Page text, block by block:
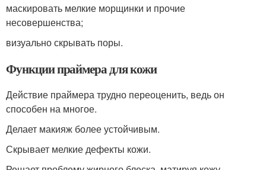
маскировать мелкие морщинки и прочие
несовершенства;
визуально скрывать поры.
Функции праймера для кожи
Действие праймера трудно переоценить, ведь он
способен на многое.
Делает макияж более устойчивым.
Скрывает мелкие дефекты кожи.